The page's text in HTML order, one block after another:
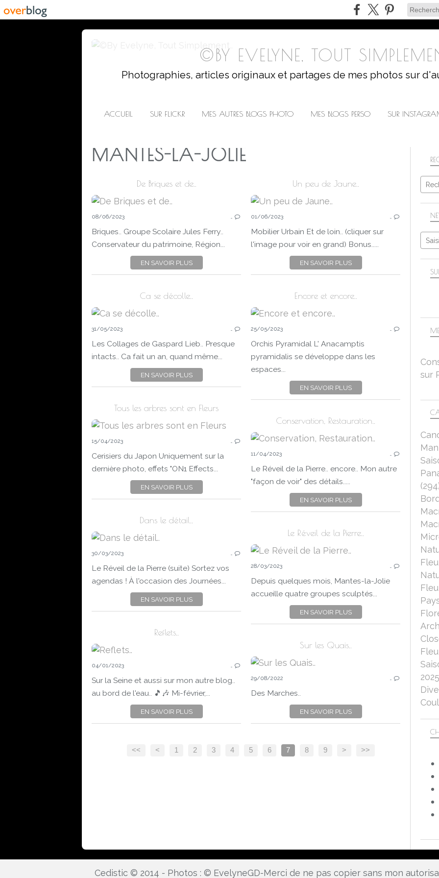
©BY EVELYNE, TOUT
Photographies, articles originaux et partages de mes photos sur
ACCUEIL SUR FLICKR MES AUTRES BLOGS PHOTO MES BLOGS PERSO SUR
MANTES-LA-JOLIE
De Briques et de..
HISTOIRE
MANTES-LA-JOLIE
CANON EOS 750D
08/06/2023 …
Briques.. Groupe Scolaire Jules Ferry..
Conservateur du patrimoine, Région...
EN SAVOIR PLUS
Un peu de Jaune..
01/06/2023 …
Mobilier Urbain Et de loin.. (cliquer sur
l'image pour voir en grand) Bonus.....
EN SAVOIR PLUS
Ca se décolle..
ART URBAIN
MANTES-LA-JOLIE
CANON EOS 750D
31/05/2023 …
Les Collages de Gaspard Lieb.. Presque
intacts.. Ca fait un an, quand même...
EN SAVOIR PLUS
Encore et encore..
25/05/2023 …
Orchis Pyramidal L' Anacamptis
pyramidalis se développe dans les
espaces...
EN SAVOIR PLUS
Tous les arbres sont en Fleurs
ARBRES
PRINTEMPS
MANTES-LA-JOLIE
CANON EOS 750D
15/04/2023 …
Cerisiers du Japon Uniquement sur la
dernière photo, effets "ON1 Effects...
EN SAVOIR PLUS
Conservation, Restauration..
11/04/2023 …
Le Réveil de la Pierre.. encore.. Mon autre
"façon de voir" des détails.....
EN SAVOIR PLUS
Dans le détail..
ARCHITECTURE
MÉTIERS D'ART
SCULPTURES
MANTES-LA-JOLIE
CANON EOS 750D
30/03/2023 …
Le Réveil de la Pierre (suite) Sortez vos
agendas ! À l'occasion des Journées...
EN SAVOIR PLUS
Le Réveil de la Pierre..
28/03/2023 …
Depuis quelques mois, Mantes-la-Jolie
accueille quatre groupes sculptés...
EN SAVOIR PLUS
Reflets..
MANTES-LA-JOLIE
CANON EOS 750D
04/01/2023 …
Sur la Seine et aussi sur mon autre blog..
au bord de l'eau.. 🎵🎶 Mi-février,...
EN SAVOIR PLUS
Sur les Quais..
29/08/2022 …
Des Marches..
EN SAVOIR PLUS
<< < 1 2 3 4 5 6 7 8 9 > >>
2025
sur
Cedistic © 2014 - Photos : © EvelyneGD-Merci de ne pas copier sans mon